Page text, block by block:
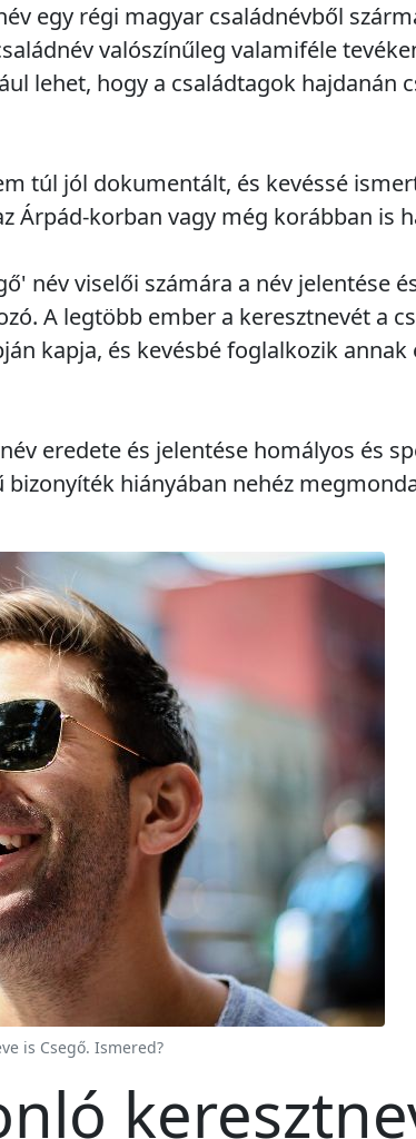
egy régi magyar családnévből
valószínűleg valamiféle
lehet, hogy a családtagok hajdanán
túl jól dokumentált, és kevéssé
Árpád-korban vagy még korábban is
név viselői számára a név jelentése
A legtöbb ember a keresztnevét a
kapja, és kevésbé foglalkozik annak
eredete és jelentése homályos és
hiányában nehéz
is Csegő. Ismered?